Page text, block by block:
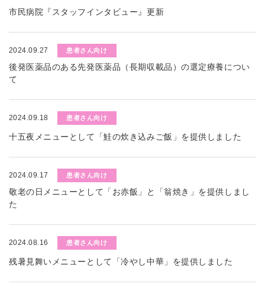
市民病院『スタッフインタビュー』更新
2024.09.27 患者さん向け
後発医薬品のある先発医薬品（長期収載品）の選定療養につい
て
2024.09.18 患者さん向け
十五夜メニューとして「鮭の炊き込みご飯」を提供しました
2024.09.17 患者さん向け
敬老の日メニューとして「お赤飯」と「翁焼き」を提供しまし
た
2024.08.16 患者さん向け
残暑見舞いメニューとして「冷やし中華」を提供しました